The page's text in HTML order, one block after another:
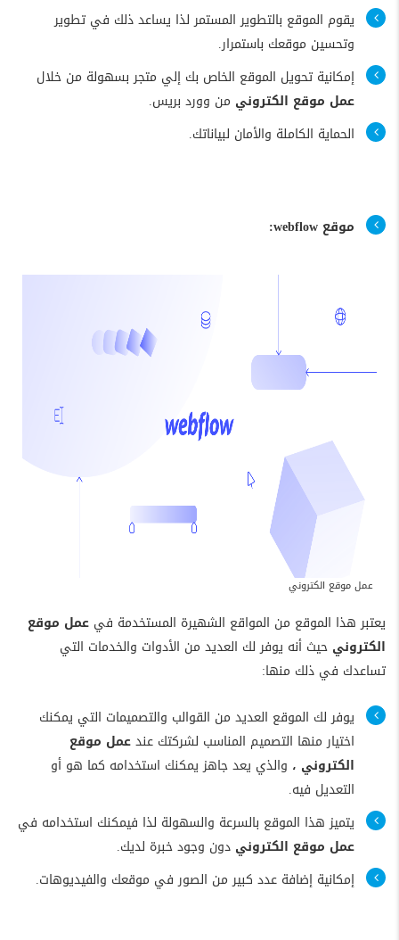
يقوم الموقع بالتطوير المستمر لذا يساعد ذلك في تطوير
وتحسين موقعك باستمرار.
إمكانية تحويل الموقع الخاص بك إلي متجر بسهولة من خلال
عمل موقع الكتروني من وورد بريس.
الحماية الكاملة والأمان لبياناتك.
موقع webflow:
عمل موقع الكتروني
يعتبر هذا الموقع من المواقع الشهيرة المستخدمة في عمل موقع
الكتروني حيث أنه يوفر لك العديد من الأدوات والخدمات التي
تساعدك في ذلك منها:
يوفر لك الموقع العديد من القوالب والتصميمات التي يمكنك
اختيار منها التصميم المناسب لشركتك عندعمل موقع
الكتروني ، والذي يعد جاهز يمكنك استخدامه كما هو أو
التعديل فيه.
يتميز هذا الموقع بالسرعة والسهولة لذا فيمكنك استخدامه في
عمل موقع الكتروني دون وجود خبرة لديك.
إمكانية إضافة عدد كبير من الصور في موقعك والفيديوهات.